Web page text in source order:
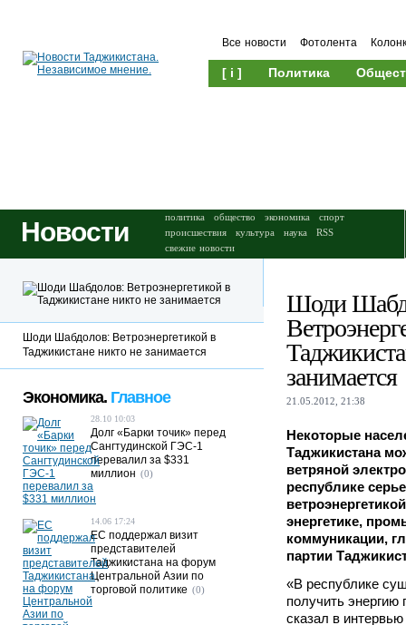
Все новости Фотолента
[ i ] Политика
Новости политика общество экономика
спорт
происшествия
культура наука
RSS
свежие новости
Шоди
занимается
21.05.2012, 21:38
Некоторые
Таджикистана
ветряной
республике
энергетике,
коммуникации,
партии
«В республике
получить
сказал в
Шоди Шабдолов: Ветроэнергетикой в
Таджикистане никто не занимается
Экономика. Главное
28.10 10:03
Долг «Барки точик» перед
Сангтудинской ГЭС-1
перевалил за $331
миллион (0)
14.06 17:24
ЕС поддержал визит
представителей
Таджикистана на форум
Центральной Азии по
торговой политике (0)